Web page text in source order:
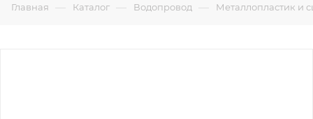
Главная — Каталог — Водопровод — Металлопластик и